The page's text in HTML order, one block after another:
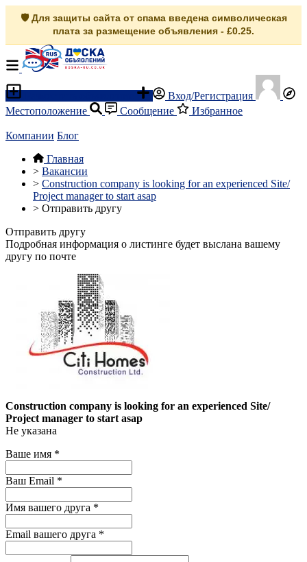
🛡️ Для защиты сайта от спама введена символическая
плата за размещение объявления - £0.25.
Вход/Регистрация
Местоположение
Сообщение Избранное
Компании Блог
Главная
> Вакансии
> Construction company is looking for an experienced Site/
Project manager to start asap
> Отправить другу
Отправить другу
Подробная информация о листинге будет выслана вашему
другу по почте
Construction company is looking for an experienced Site/
Project manager to start asap
Не указана
Ваше имя *
Ваш Email *
Имя вашего друга *
Email вашего друга *